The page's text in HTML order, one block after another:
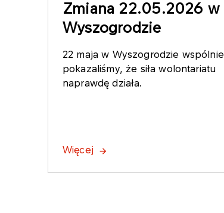
Zmiana 22.05.2026 w
Wyszogrodzie
22 maja w Wyszogrodzie wspólnie
pokazaliśmy, że siła wolontariatu
naprawdę działa.
Więcej